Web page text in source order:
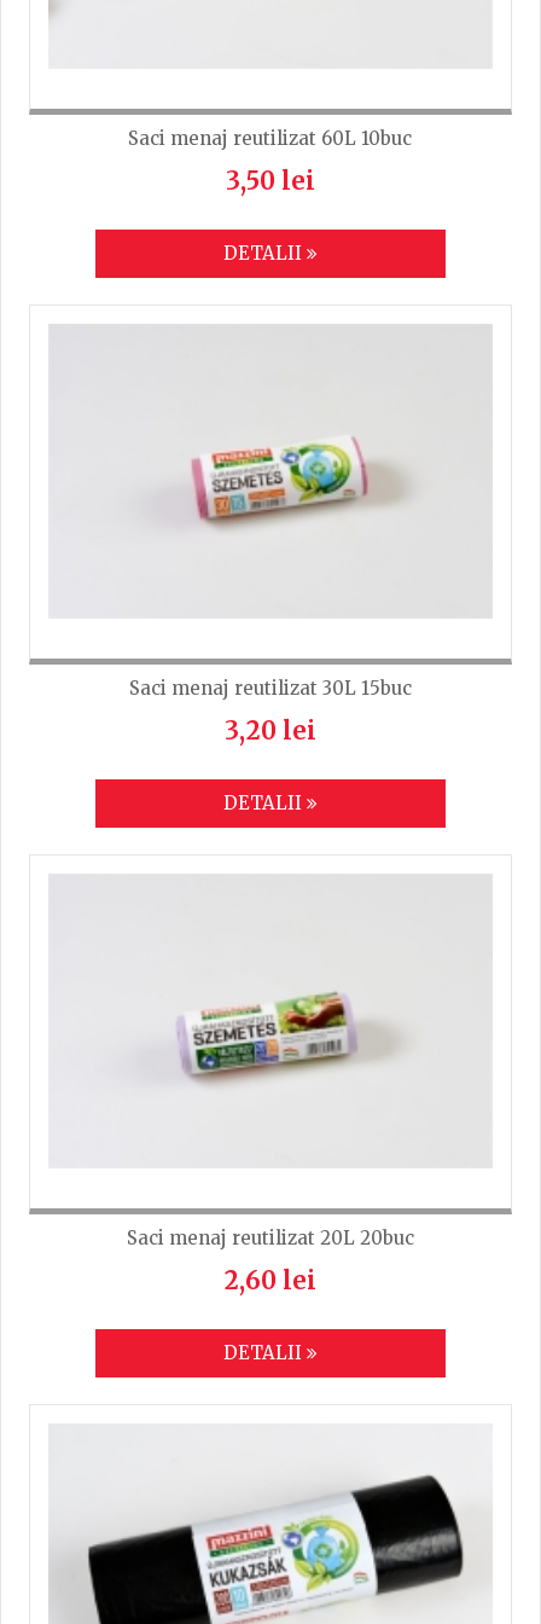
Saci menaj reutilizat 60L 10buc
3,50 lei
DETALII
Saci menaj reutilizat 30L 15buc
3,20 lei
DETALII
Saci menaj reutilizat 20L 20buc
2,60 lei
DETALII